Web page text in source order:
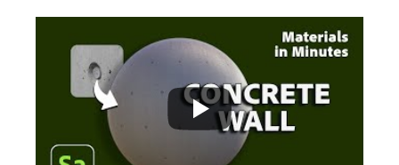
Softimage